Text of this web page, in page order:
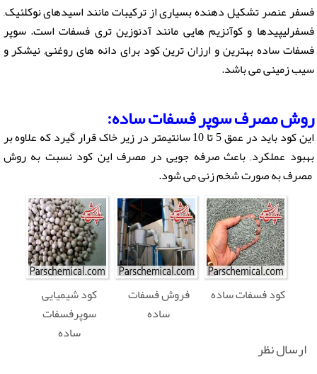
فسفر عنصر تشکیل دهنده بسیاری از ترکیبات مانند اسیدهای نوکلئیک,
فسفرلیپیدها و کوآنزیم هایی مانند آدنوزین تری فسفات است. سوپر
فسفات ساده بهترین و ارزان ترین کود براى دانه هاى روغنى, نیشکر و
سیب زمینى می باشد.
روش مصرف سوپر فسفات ساده:
این کود باید در عمق 5 تا 10 سانتیمتر در زیر خاک قرار گیرد که علاوه بر
بهبود عملکرد, باعث صرفه جویی در مصرف این کود نسبت به روش
مصرف به صورت شخم زنی می شود.
کود فسفات ساده
فروش فسفات
ساده
کود شیمیایی
سوپرفسفات
ساده
ارسال نظر